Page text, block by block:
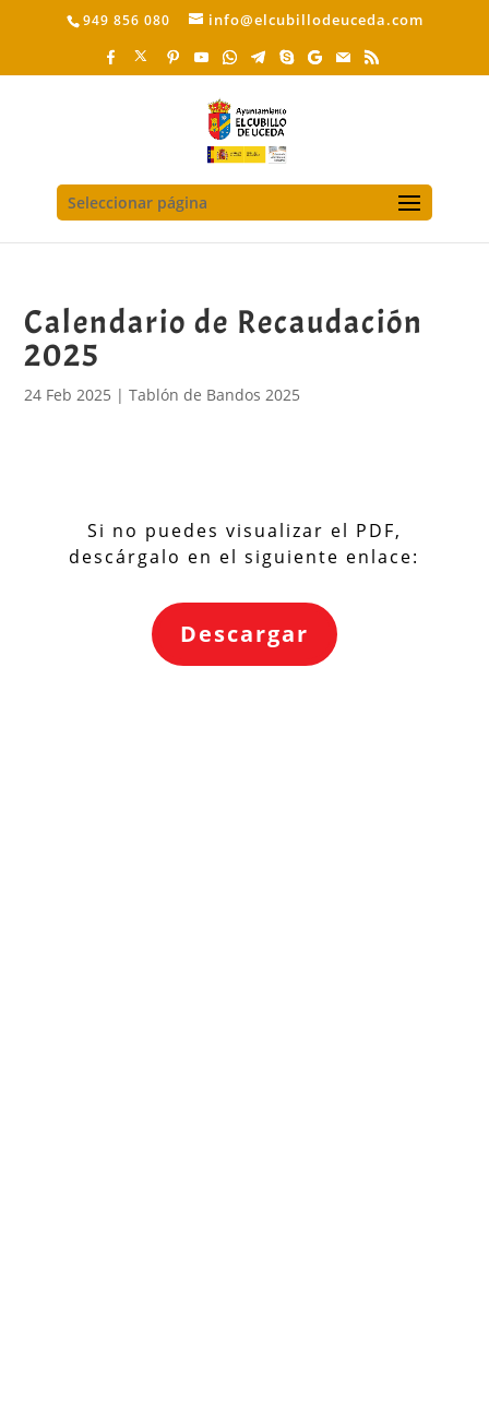
949 856 080 info@elcubillodeuceda.com
Seleccionar página
Calendario de Recaudación
2025
24 Feb 2025 |Tablón de Bandos 2025
Si no puedes visualizar el PDF,
descárgalo en el siguiente enlace:
Descargar